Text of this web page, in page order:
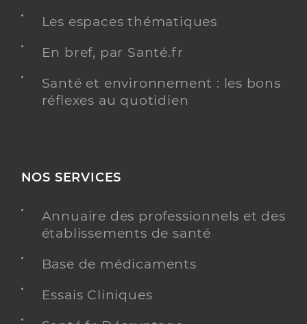
Les espaces thématiques
En bref, par Santé.fr
Santé et environnement : les bons
réflexes au quotidien
NOS SERVICES
Annuaire des professionnels et des
établissements de santé
Base de médicaments
Essais Cliniques